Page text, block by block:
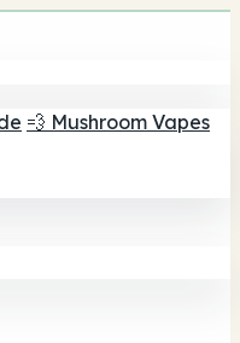
💨 Mushroom Vapes